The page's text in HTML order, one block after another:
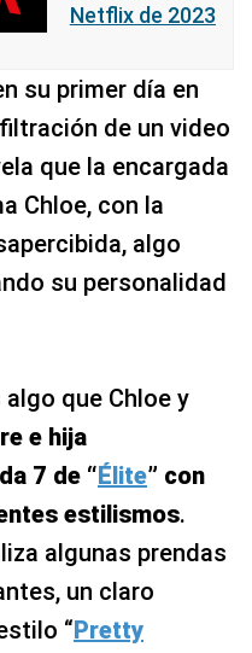
Netflix de 2023
su primer día en
de un video
que la encargada
Chloe, con la
algo
su personalidad
que Chloe y
e hija
7 de “Élite” con
estilismos.
algunas prendas
un claro
“Pretty